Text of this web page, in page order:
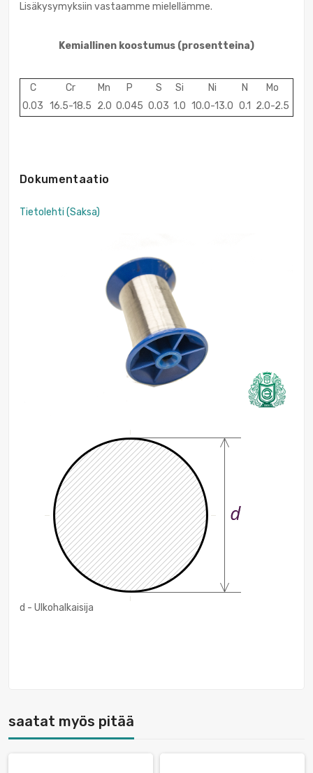
Lisäkysymyksiin vastaamme mielellämme.
Kemiallinen koostumus (prosentteina)
C Cr Mn P S Si Ni N
Mo
0.03 16.5-18.5 2.0 0.045 0.03 1.0 10.0-13.0 0.1 2.0-2.5
Dokumentaatio
Tietolehti (Saksa)
d - Ulkohalkaisija
saatat myös pitää